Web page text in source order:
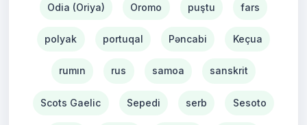
Odia (Oriya) Oromo puştu fars
polyak portuqal Pəncabi Keçua
rumın rus samoa sanskrit
Scots Gaelic Sepedi serb Sesoto